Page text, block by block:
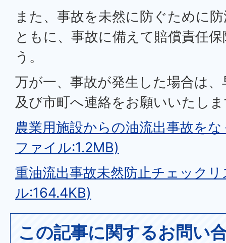
また、事故を未然に防ぐために
ともに、事故に備えて賠償責任
う。
万が一、事故が発生した場合は
及び市町へ連絡をお願いいたし
農業用施設からの油流出事故を
ファイル:1.2MB)
重油流出事故未然防止チェック
ル:164.4KB)
この記事に関するお問い